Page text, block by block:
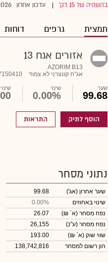
בהשהיה של 15 דק' עדכון אחרון
תמצית גרפים דוחות
אזורים אגח 13
AZORIM B13
אג"ח קונצרני לא צמוד
שער
99.68
שינוי
0.00%
הוסף לתיק התראות
נתוני מסחר
שער אחרון (אג')
99.68
שינוי באחוזים
0.00%
נפח מסחר (א` ₪)
26.07
נפח מסחר (ע"נ)
26,155
שווי שוק (א` ₪)
193.00
הון רשום למסחר
138,742,816